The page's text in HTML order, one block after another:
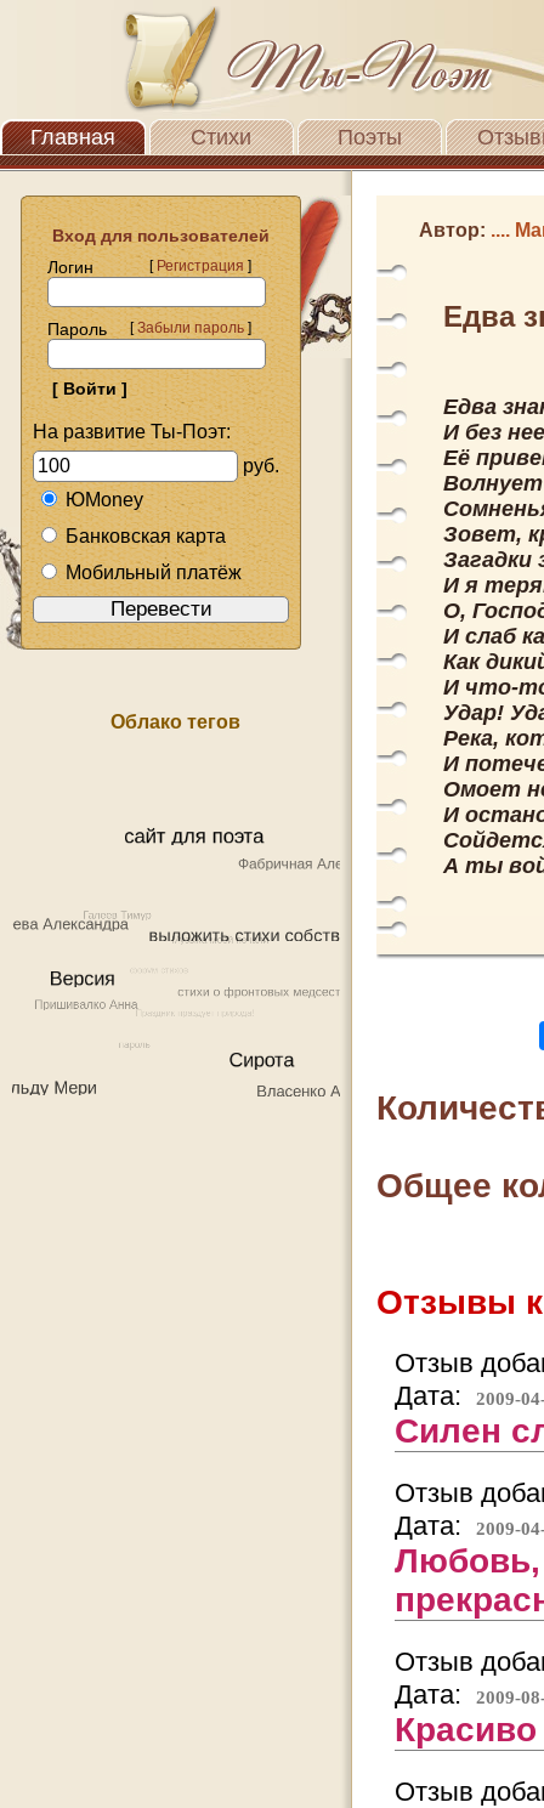
Главная Стихи Поэты
Вход для пользователей
Логин
[Регистрация]
Пароль [Забыли пароль]
На развитие Ты-Поэт:
руб.
ЮMoney
Банковская карта
Мобильный платёж
Облако тегов
Автор: ....
Едва
Едва
И без
Её
Зовет,
Загадки
И я
О,
И слаб
Как
И что-
Удар!
Река,
И
Омоет
И
А ты
Общее
Отзывы
Отзыв
Дата:
2009-
Силен
Отзыв
Дата:
2009-
Любовь,
Отзыв
Дата:
2009-
Отзыв